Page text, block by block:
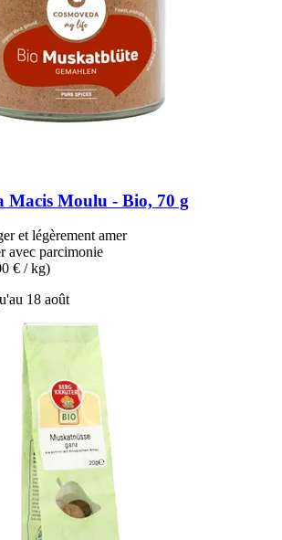
Macis Moulu -​ Bio, 70 g
et légèrement amer
avec parcimonie
€ / kg)
18 août